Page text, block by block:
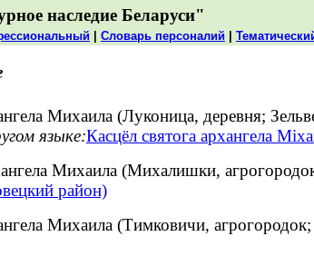
наследие Беларуси"
Словарь персоналий
Михаила (Луконица, деревня;
языке:Касцёл святога архангела
Михаила (Михалишки,
район)
Михаила (Тимковичи,